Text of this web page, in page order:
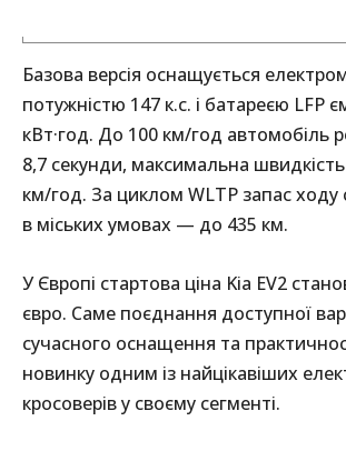
Базова версія оснащується
потужністю 147 к.с. і батареєю LFP
кВт·год. До 100 км/год автомобіль
8,7 секунди, максимальна
км/год. За циклом WLTP запас ходу
в міських умовах — до 435 км.
У Європі стартова ціна Kia EV2
євро. Саме поєднання доступної
сучасного оснащення та
новинку одним із найцікавіших
кросоверів у своєму сегменті.